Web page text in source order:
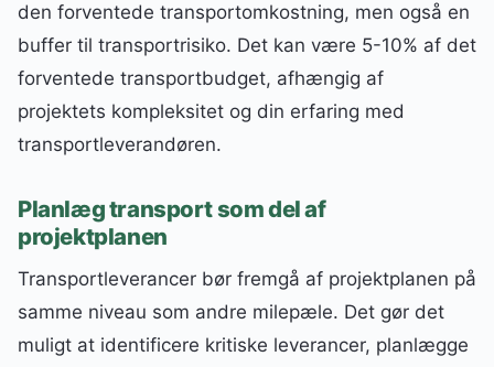
den forventede transportomkostning, men også en
buffer til transportrisiko. Det kan være 5-10% af det
forventede transportbudget, afhængig af
projektets kompleksitet og din erfaring med
transportleverandøren.
Planlæg transport som del af
projektplanen
Transportleverancer bør fremgå af projektplanen på
samme niveau som andre milepæle. Det gør det
muligt at identificere kritiske leverancer, planlægge